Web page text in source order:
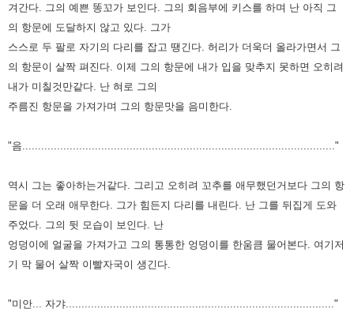
겨간다. 그의 예쁜 똥꼬가 보인다.
그의 회음부에 키스를 하며 난 아직 그
의 항문에 도달하지 않고 있다.
그가
스스로 두 팔로 자기의 다리를 잡고 땡긴다. 허리가 더욱더 올라가면서 그
의 항문이 살짝 펴진다. 이제 그의 항문에 내가 입을 맞추지 못하면 오히려
내가 미칠것만같다. 난 혀로 그의
주름진 항문을 가져가며 그의 항문맛을 음미한다.
"음..................................................................................................."
역시 그는 좋아하는거같다.
그리고 오히려 꼬추를 애무했던거보다 그의 항
문을 더 오래 애무한다.
그가 힘든지 다리를 내린다. 난 그를 뒤집게 도와
주었다.
그의 뒷 모습이 보인다. 난
엉덩이에 얼굴을 가져가고 그의 통통한 엉덩이를 한움큼 물어본다. 여기저
기 막 물어 살짝 이빨자국이 생긴다.
"미안... 자갸....................................................................................."